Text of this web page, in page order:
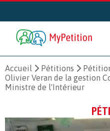
Accueil Pétitions
Olivier Veran de la gestion
Ministre de l'Intérieur